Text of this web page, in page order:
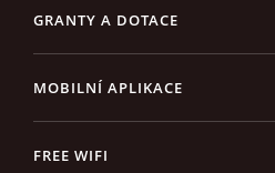
GRANTY A DOTACE
MOBILNÍ APLIKACE
FREE WIFI